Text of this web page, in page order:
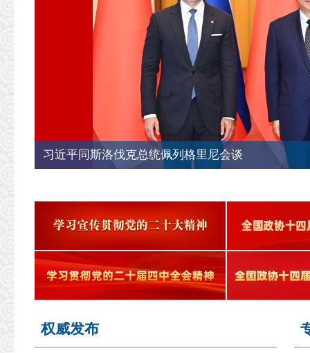
习近平同斯洛伐克总统佩列格里尼会谈
权威发布